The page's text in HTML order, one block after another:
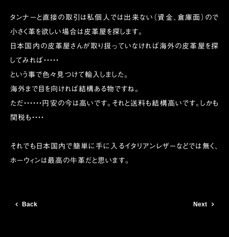
タンナーと直接の取引は私個人では出来ない（資金、倉庫面）ので
小さく革を欲しい場合は皮革屋を探します。
日本国内の皮革屋さんが取り扱っていなければ海外の皮革屋を探
してみれば・・・・・
という事で色々見つけて輸入しました。
海外まで目を向ければ結構ある物ですね。
ただ・・・・・・円安の今は高いです。それと送料も結構高いです。しかも
関税も・・・・
それでも日本国内で簡単に手に入るイタリアンレザーなどでは無く、
ホーウィンは最高の牛革だと思います。
Back Next